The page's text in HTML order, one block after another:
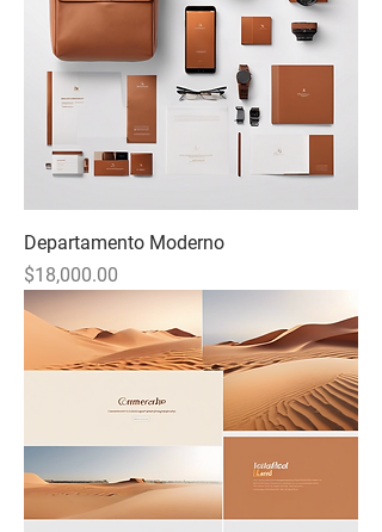
Departamento Moderno
Precio
$18,000.00